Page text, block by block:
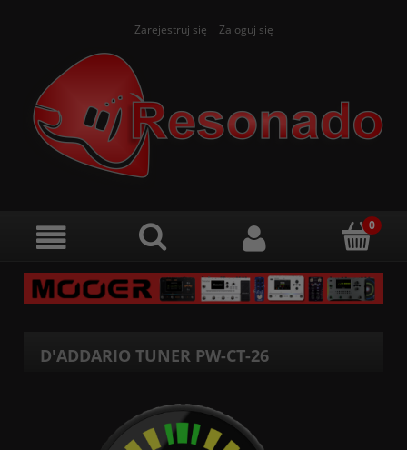
Zarejestruj się Zaloguj się
D'ADDARIO TUNER PW-CT-26